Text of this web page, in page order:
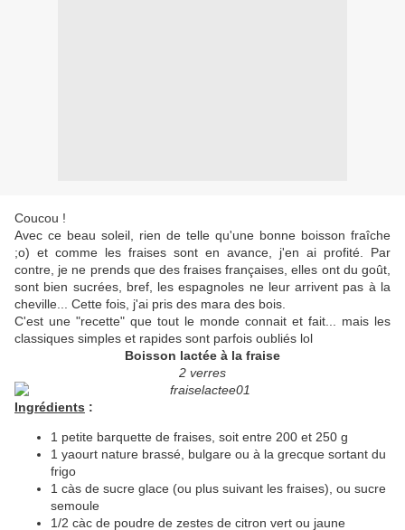
Coucou !
Avec ce beau soleil, rien de telle qu'une bonne boisson fraîche
;o) et comme les fraises sont en avance, j'en ai profité. Par
contre, je ne prends que des fraises françaises, elles ont du goût,
sont bien sucrées, bref, les espagnoles ne leur arrivent pas à la
cheville... Cette fois, j'ai pris des mara des bois.
C'est une "recette" que tout le monde connait et fait... mais les
classiques simples et rapides sont parfois oubliés lol
Boisson lactée à la fraise
2 verres
Ingrédients :
1 petite barquette de fraises, soit entre 200 et 250 g
1 yaourt nature brassé, bulgare ou à la grecque sortant du
frigo
1 càs de sucre glace (ou plus suivant les fraises), ou sucre
semoule
1/2 càc de poudre de zestes de citron vert ou jaune